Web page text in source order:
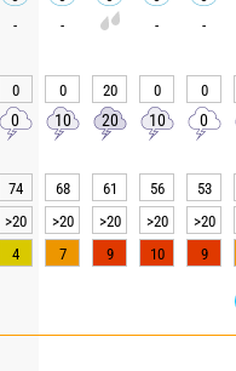
- - - -
0 0 20 0 0
0 10 20 10 0
74 68 61 56 53
>20
>20 >20 >20 >20
4
7 9 10 9